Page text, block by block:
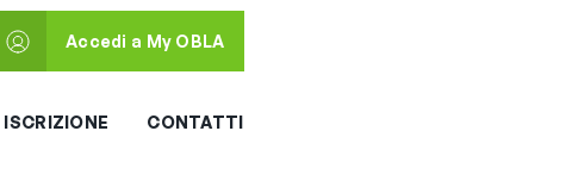
Accedi a My OBLA
ISCRIZIONE CONTATTI